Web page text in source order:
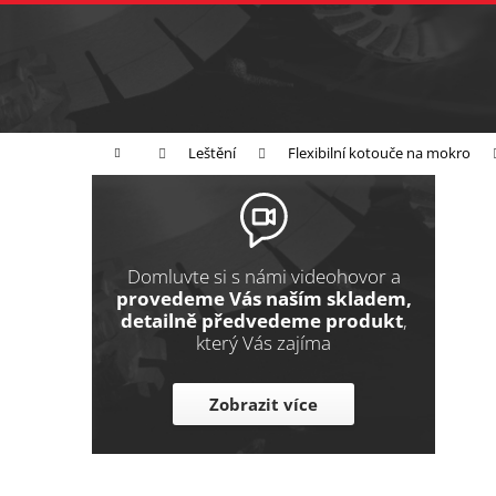
Přejít
Domů Leštění Flexibilní kotouče na mokro
P
p
Domluvte si s námi videohovor a
provedeme Vás naším skladem,
detailně předvedeme produkt,
který Vás zajíma
Zobrazit více
K
k